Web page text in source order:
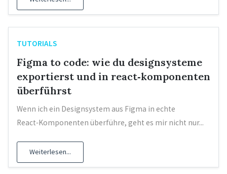
TUTORIALS
Figma to code: wie du designsysteme
exportierst und in react‑komponenten
überführst
Wenn ich ein Designsystem aus Figma in echte
React‑Komponenten überführe, geht es mir nicht nur...
Weiterlesen...